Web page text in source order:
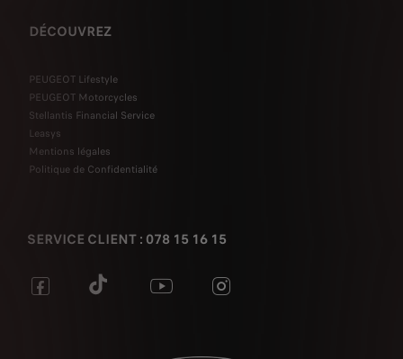
DÉCOUVREZ
PEUGEOT Lifestyle
PEUGEOT Motorcycles
Stellantis Financial Service
Leasys
Mentions légales
Politique de Confidentialité
SERVICE CLIENT : 078 15 16 15